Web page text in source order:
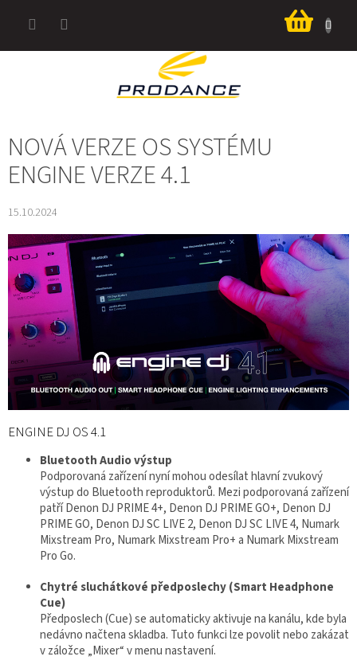
košík
NOVÁ VERZE OS SYSTÉMU
ENGINE VERZE 4.1
15.10.2024
ENGINE DJ OS 4.1
Bluetooth Audio výstup
Podporovaná zařízení nyní mohou odesílat hlavní zvukový
výstup do Bluetooth reproduktorů. Mezi podporovaná zařízení
patří Denon DJ PRIME 4+, Denon DJ PRIME GO+, Denon DJ
PRIME GO, Denon DJ SC LIVE 2, Denon DJ SC LIVE 4, Numark
Mixstream Pro, Numark Mixstream Pro+ a Numark Mixstream
Pro Go.
Chytré sluchátkové předposlechy (Smart Headphone
Cue)
Předposlech (Cue) se automaticky aktivuje na kanálu, kde byla
nedávno načtena skladba. Tuto funkci lze povolit nebo zakázat
v záložce „Mixer“ v menu nastavení.